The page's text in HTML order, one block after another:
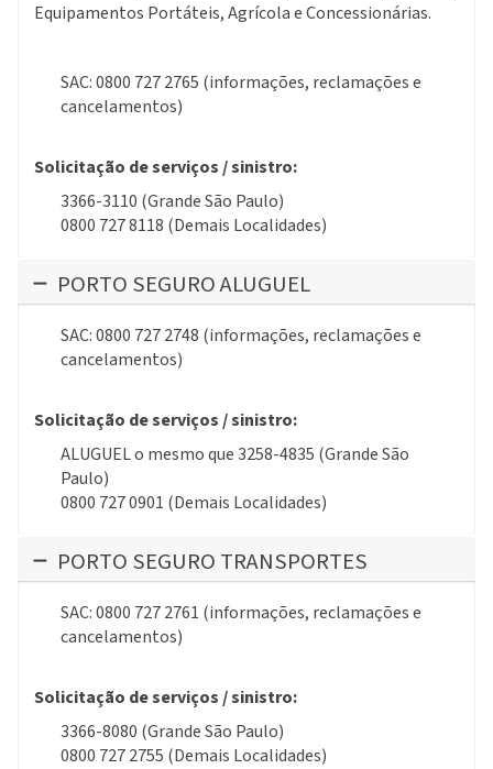
Equipamentos Portáteis, Agrícola e Concessionárias.
SAC: 0800 727 2765 (informações, reclamações e
cancelamentos)
Solicitação de serviços / sinistro:
3366-3110 (Grande São Paulo)
0800 727 8118 (Demais Localidades)
PORTO SEGURO ALUGUEL
SAC: 0800 727 2748 (informações, reclamações e
cancelamentos)
Solicitação de serviços / sinistro:
ALUGUEL o mesmo que 3258-4835 (Grande São
Paulo)
0800 727 0901 (Demais Localidades)
PORTO SEGURO TRANSPORTES
SAC: 0800 727 2761 (informações, reclamações e
cancelamentos)
Solicitação de serviços / sinistro:
3366-8080 (Grande São Paulo)
0800 727 2755 (Demais Localidades)